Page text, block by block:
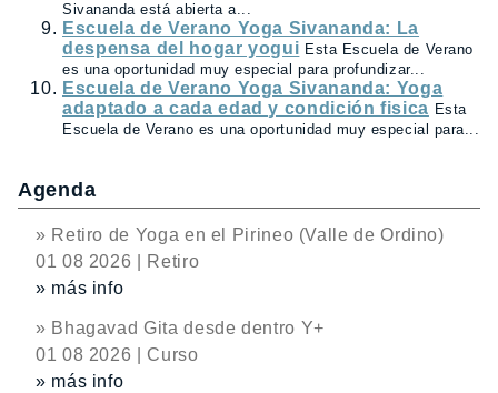
Sivananda está abierta a...
Escuela de Verano Yoga Sivananda: La
despensa del hogar yogui Esta Escuela de Verano
es una oportunidad muy especial para profundizar...
Escuela de Verano Yoga Sivananda: Yoga
adaptado a cada edad y condición fisica Esta
Escuela de Verano es una oportunidad muy especial para...
Agenda
» Retiro de Yoga en el Pirineo (Valle de Ordino)
01 08 2026 | Retiro
» más info
» Bhagavad Gita desde dentro Y+
01 08 2026 | Curso
» más info